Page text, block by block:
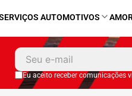
AUTOMOTIVOS
Eu aceito receber comunicações